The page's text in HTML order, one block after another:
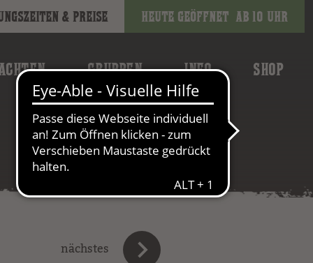
GRUPPEN INFO SHOP
& Preise Heute geöffnet ab 10 Uhr
nächstes